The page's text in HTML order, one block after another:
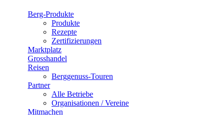
Berg-Produkte
Produkte
Rezepte
Zertifizierungen
Marktplatz
Grosshandel
Reisen
Berggenuss-Touren
Partner
Alle Betriebe
Organisationen / Vereine
Mitmachen